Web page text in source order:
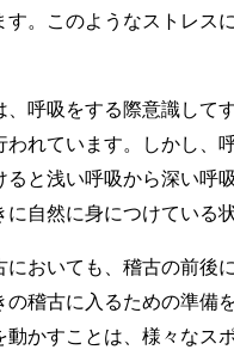
す。このようなストレス
呼吸をする際意識して
われています。しかし、
ると浅い呼吸から深い呼
自然に身につけている
おいても、稽古の前後
の稽古に入るための準備
動かすことは、様々なス